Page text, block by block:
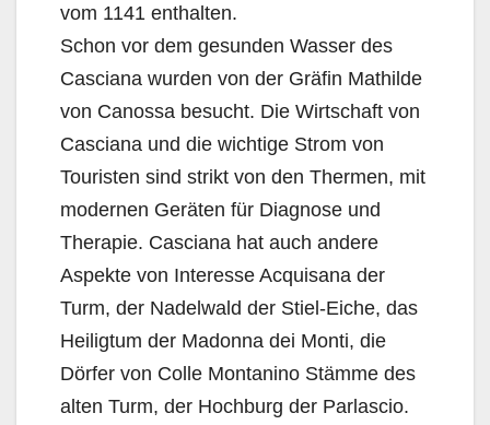
vom 1141 enthalten.
Schon vor dem gesunden Wasser des
Casciana wurden von der Gräfin Mathilde
von Canossa besucht. Die Wirtschaft von
Casciana und die wichtige Strom von
Touristen sind strikt von den Thermen, mit
modernen Geräten für Diagnose und
Therapie. Casciana hat auch andere
Aspekte von Interesse Acquisana der
Turm, der Nadelwald der Stiel-Eiche, das
Heiligtum der Madonna dei Monti, die
Dörfer von Colle Montanino Stämme des
alten Turm, der Hochburg der Parlascio.